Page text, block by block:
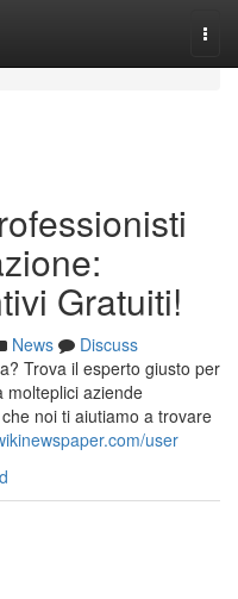
Gratuiti!
News
Discuss
Trova il esperto giusto per
molteplici aziende
noi ti aiutiamo a trovare
user